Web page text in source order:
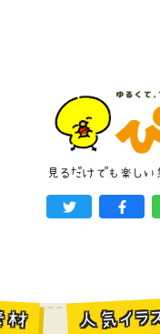
見るだけでも楽しい
材 人気イラ